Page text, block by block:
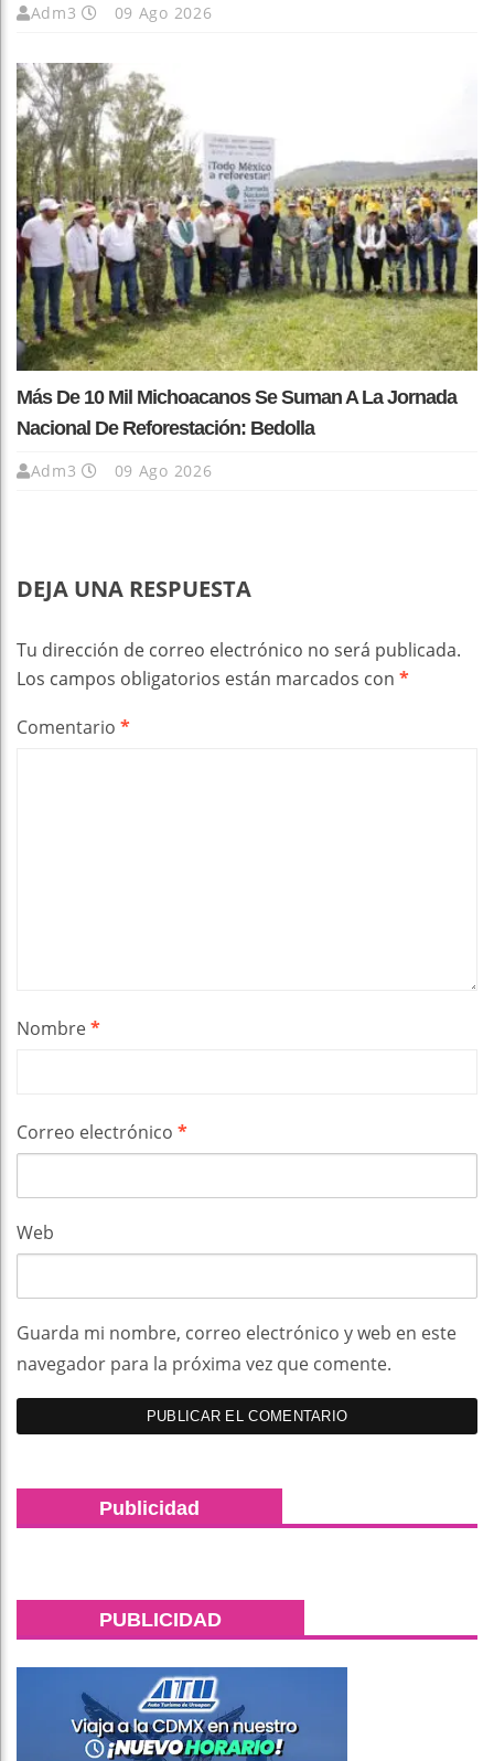
Adm3 09 Ago 2026
Más De 10 Mil Michoacanos Se Suman A La Jornada
Nacional De Reforestación: Bedolla
Adm3 09 Ago 2026
DEJA UNA RESPUESTA
Tu dirección de correo electrónico no será publicada.
Los campos obligatorios están marcados con *
Comentario *
Nombre*
Correo electrónico *
Web
Guarda mi nombre, correo electrónico y web en este
navegador para la próxima vez que comente.
Publicidad
PUBLICIDAD